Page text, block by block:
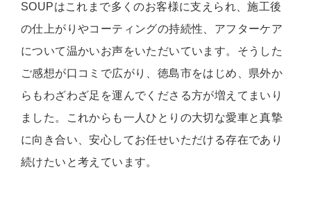
SOUPはこれまで多くのお客様に支えられ、施工後
の仕上がりやコーティングの持続性、アフターケア
について温かいお声をいただいています。そうした
ご感想が口コミで広がり、徳島市をはじめ、県外か
らもわざわざ足を運んでくださる方が増えてまいり
ました。これからも一人ひとりの大切な愛車と真摯
に向き合い、安心してお任せいただける存在であり
続けたいと考えています。